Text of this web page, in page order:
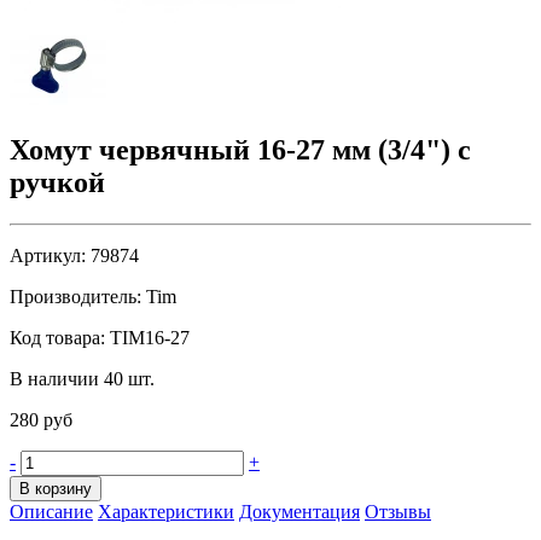
Хомут червячный 16-27 мм (3/4") с
ручкой
Артикул: 79874
Производитель: Tim
Код товара: TIM16-27
В наличии 40 шт.
280 руб
- +
В корзину
Описание Характеристики Документация Отзывы